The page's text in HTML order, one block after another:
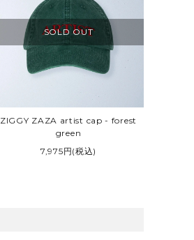
SOLD OUT
ZIGGY ZAZA artist cap - forest
green
7,975円(税込)